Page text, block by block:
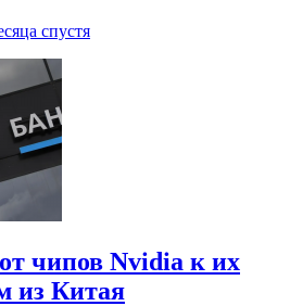
спустя
чипов Nvidia к их
из Китая